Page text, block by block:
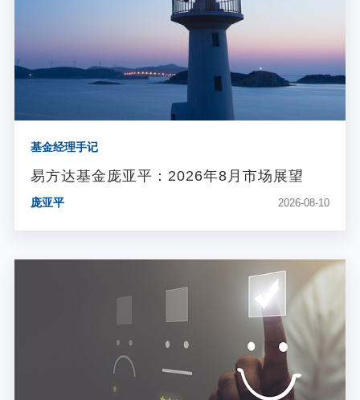
基金经理手记
易方达基金庞亚平：2026年8月市场展望
庞亚平 2026-08-10